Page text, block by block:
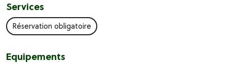
Services
Réservation obligatoire
Equipements